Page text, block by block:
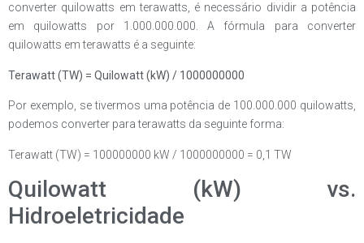
converter quilowatts em terawatts, é necessário dividir a potência
em quilowatts por 1.000.000.000. A fórmula para converter
quilowatts em terawatts é a seguinte:
Terawatt (TW) = Quilowatt (kW) / 1000000000
Por exemplo, se tivermos uma potência de 100.000.000 quilowatts,
podemos converter para terawatts da seguinte forma:
Terawatt (TW) = 100000000 kW / 1000000000 = 0,1 TW
Quilowatt (kW) vs.
Hidroeletricidade